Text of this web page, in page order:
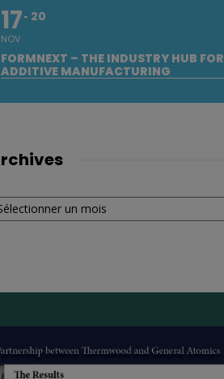
17
NOV
20
FORMNEXT – THE INDUSTRY HUB FOR
ADDITIVE MANUFACTURING